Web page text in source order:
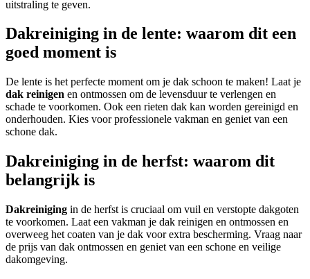
uitstraling te geven.
Dakreiniging in de lente: waarom dit een
goed moment is
De lente is het perfecte moment om je dak schoon te maken! Laat je
dak reinigen en ontmossen om de levensduur te verlengen en
schade te voorkomen. Ook een rieten dak kan worden gereinigd en
onderhouden. Kies voor professionele vakman en geniet van een
schone dak.
Dakreiniging in de herfst: waarom dit
belangrijk is
Dakreiniging in de herfst is cruciaal om vuil en verstopte dakgoten
te voorkomen. Laat een vakman je dak reinigen en ontmossen en
overweeg het coaten van je dak voor extra bescherming. Vraag naar
de prijs van dak ontmossen en geniet van een schone en veilige
dakomgeving.